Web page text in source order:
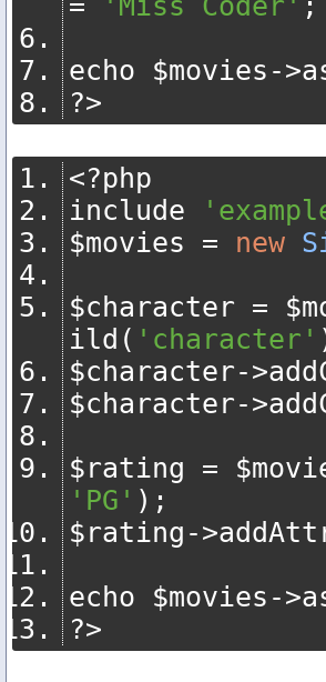
echo $movies ->
?>
<?php
include
$movies = new
$character =
ild ( 'character'
$character->
$character->
$rating =
'PG' );
$rating ->
echo $movies ->
?>